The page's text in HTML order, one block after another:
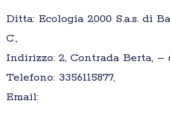
Ditta: Ecologia 2000 S.a.s. di
C.,
Indirizzo: 2, Contrada Berta, –
Telefono: 3356115877,
Email: